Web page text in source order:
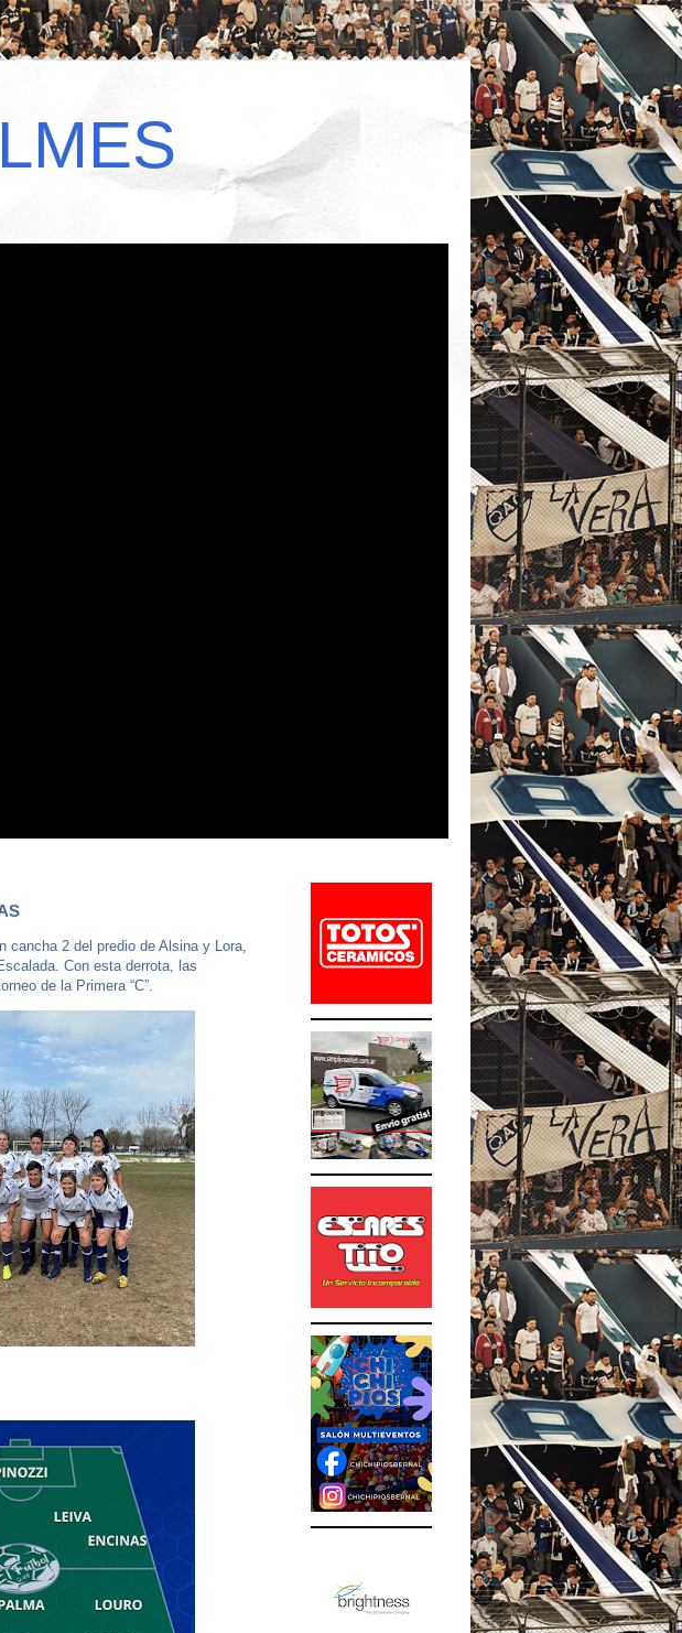
cancha 2 del predio de Alsina y Lora,
Con esta derrota, las
de la Primera “C”.